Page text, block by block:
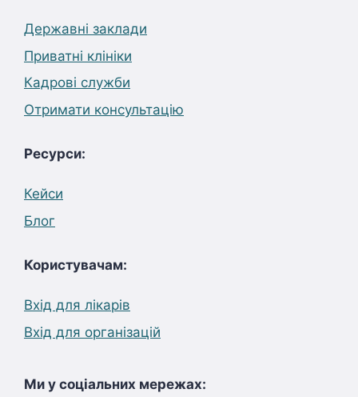
Державні заклади
Приватні клініки
Кадрові служби
Отримати консультацію
Ресурси:
Кейси
Блог
Користувачам:
Вхід для лікарів
Вхід для організацій
Ми у соціальних мережах: